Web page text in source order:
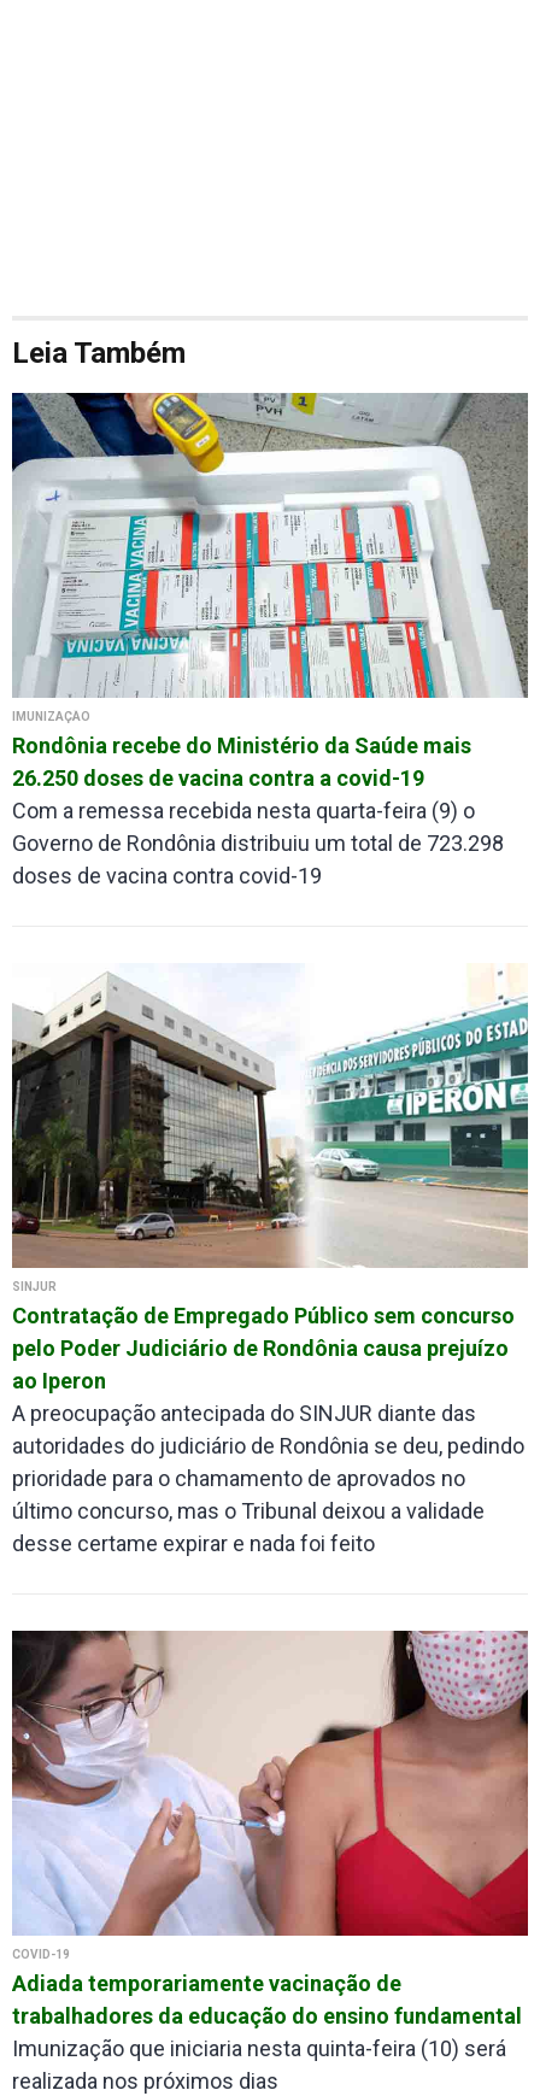
Leia Também
IMUNIZAÇÃO
Rondônia recebe do Ministério da Saúde mais
26.250 doses de vacina contra a covid-19
Com a remessa recebida nesta quarta-feira (9) o
Governo de Rondônia distribuiu um total de 723.298
doses de vacina contra covid-19
SINJUR
Contratação de Empregado Público sem concurso
pelo Poder Judiciário de Rondônia causa prejuízo
ao Iperon
A preocupação antecipada do SINJUR diante das
autoridades do judiciário de Rondônia se deu, pedindo
prioridade para o chamamento de aprovados no
último concurso, mas o Tribunal deixou a validade
desse certame expirar e nada foi feito
COVID-19
Adiada temporariamente vacinação de
trabalhadores da educação do ensino fundamental
Imunização que iniciaria nesta quinta-feira (10) será
realizada nos próximos dias